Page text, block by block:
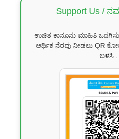
Support Us /
ಉಚಿತ ಕಾನೂನು ಮಾಹಿತಿ
ಆರ್ಥಿಕ ನೆರವು ನೀಡಲು QR
ಬಳಸಿ .